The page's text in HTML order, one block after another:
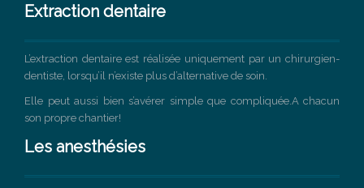
Extraction dentaire
L’extraction dentaire est réalisée uniquement par un chirurgien-
dentiste, lorsqu’il n’existe plus d’alternative de soin.
Elle peut aussi bien s’avérer simple que compliquée.A chacun
son propre chantier!
Les anesthésies